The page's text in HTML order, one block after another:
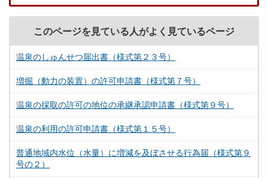
このページを見ている人がよく見ているページ
温泉のしゅんせつ届出書（様式第２３号）
増掘（動力の装置）の許可申請書（様式第７号）
温泉の採取の許可の地位の承継承認申請書（様式第９号）
温泉の利用の許可申請書（様式第１５号）
普通地域内水位（水量）に増減を及ぼさせる行為届（様式第９
号の２）